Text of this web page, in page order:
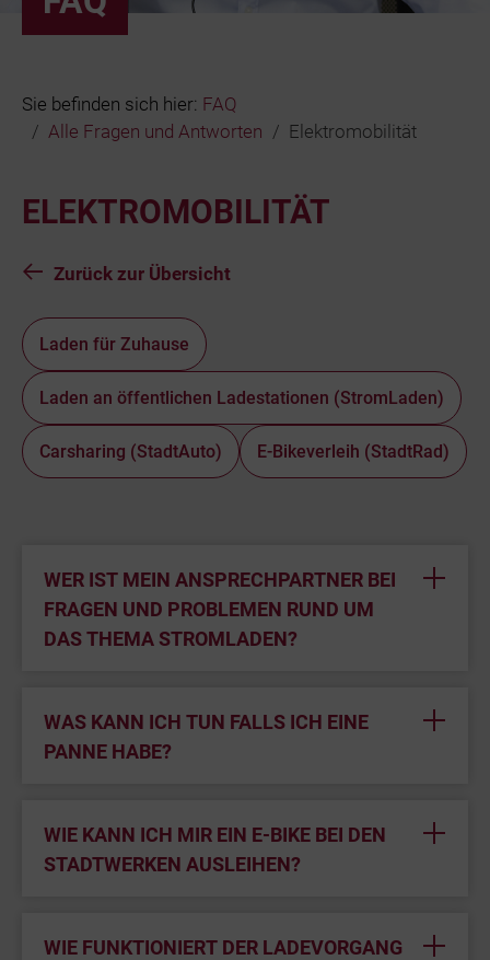
Sie befinden sich hier: FAQ
Alle Fragen und Antworten
Elektromobilität
ELEKTROMOBILITÄT
Zurück zur Übersicht
Laden für Zuhause
Laden an öffentlichen Ladestationen (StromLaden)
Carsharing (StadtAuto) E-Bikeverleih (StadtRad)
WER IST MEIN ANSPRECHPARTNER BEI
FRAGEN UND PROBLEMEN RUND UM
DAS THEMA STROMLADEN?
WAS KANN ICH TUN FALLS ICH EINE
PANNE HABE?
WIE KANN ICH MIR EIN E-BIKE BEI DEN
STADTWERKEN AUSLEIHEN?
WIE FUNKTIONIERT DER LADEVORGANG
Bäder